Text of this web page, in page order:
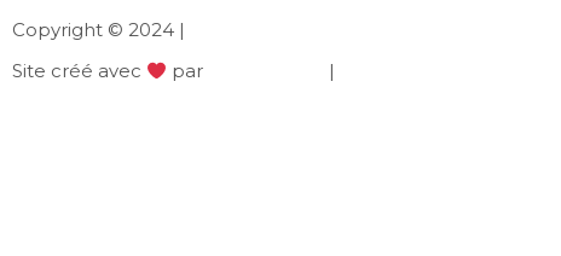
Copyright © 2024 |
Site créé avec
par |